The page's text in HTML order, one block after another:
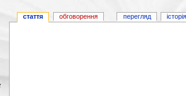
стаття обговорення перегляд